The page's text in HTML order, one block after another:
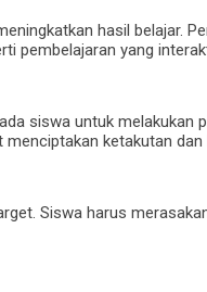
hasil belajar.
pembelajaran yang
siswa untuk melakukan
ketakutan
Siswa harus